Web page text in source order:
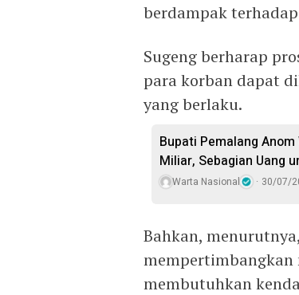
berdampak
Sugeng berharap
para korban dapat
yang berlaku.
Bupati Pemalang
Miliar, Sebagian Uang
Warta Nasional 30/07/
Bahkan,
mempertimbangkan
membutuhkan